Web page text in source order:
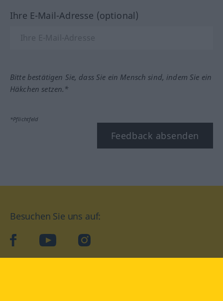
Ihre E-Mail-Adresse (optional)
Bitte bestätigen Sie, dass Sie ein Mensch sind, indem Sie ein
Häkchen setzen.*
*Pflichtfeld
Feedback absenden
Besuchen Sie uns auf:
facebookYouTube Instagram